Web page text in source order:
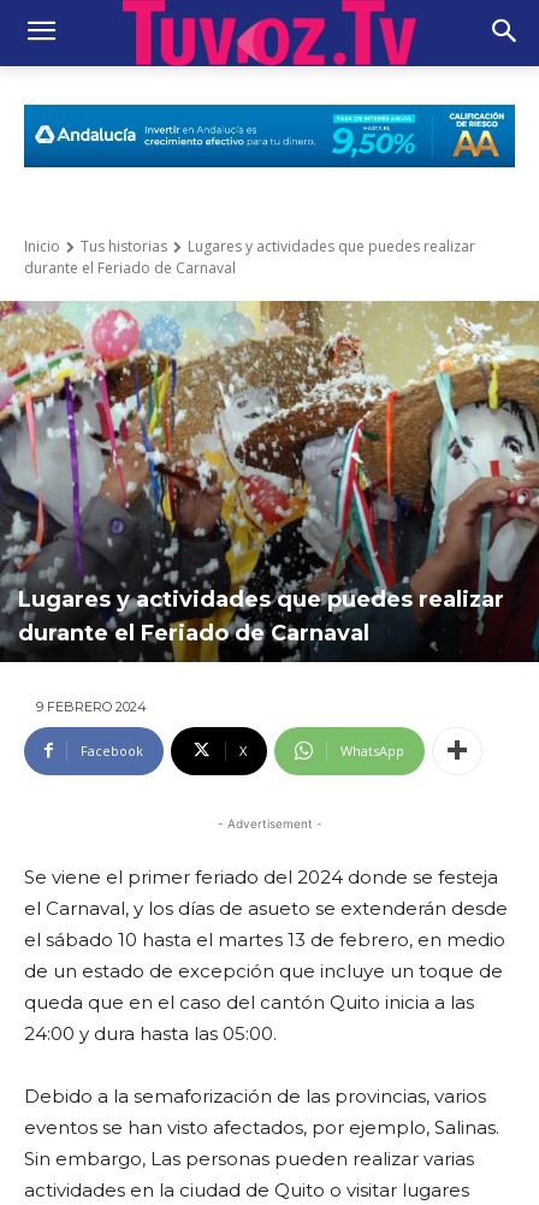
Inicio Tus historias
Lugares y actividades que puedes realizar
durante el Feriado de Carnaval
Lugares y actividades que puedes realizar
durante el Feriado de Carnaval
9 FEBRERO 2024
Facebook X WhatsApp
- Advertisement -
Se viene el primer feriado del 2024 donde se festeja
el Carnaval, y los días de asueto se extenderán desde
el sábado 10 hasta el martes 13 de febrero, en medio
de un estado de excepción que incluye un toque de
queda que en el caso del cantón Quito inicia a las
24:00 y dura hasta las 05:00.
Debido a la semaforización de las provincias, varios
eventos se han visto afectados, por ejemplo, Salinas.
Sin embargo, Las personas pueden realizar varias
actividades en la ciudad de Quito o visitar lugares